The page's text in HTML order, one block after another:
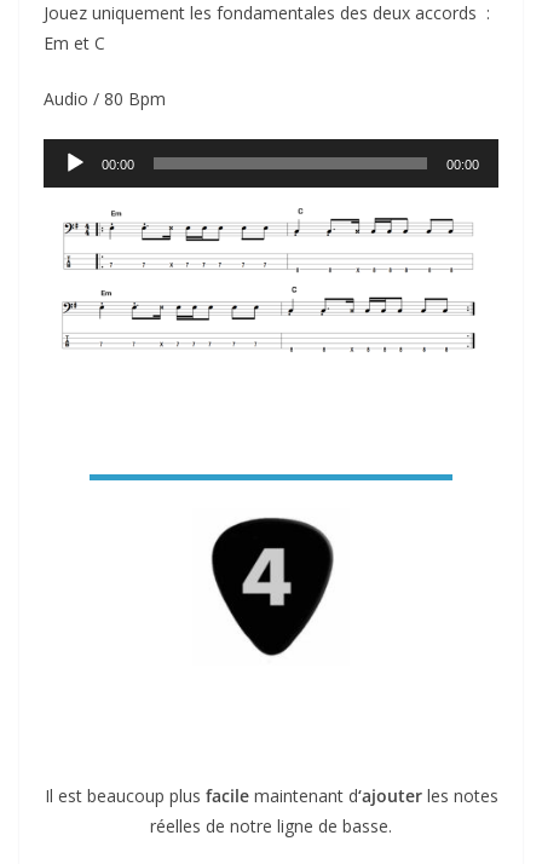
Jouez uniquement les fondamentales des deux accords :
Em et C
Audio / 80 Bpm
Lecteur
audio
00:00 00:00
Il est beaucoup plus facilemaintenant d‘ajouterles notes
réelles de notre ligne de basse.